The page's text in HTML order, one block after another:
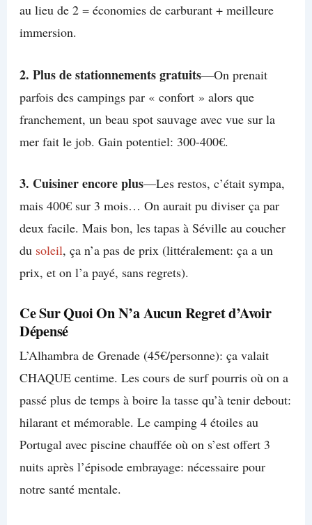
au lieu de 2 = économies de carburant + meilleure
immersion.
2. Plus de stationnements gratuits—On prenait
parfois des campings par « confort » alors que
franchement, un beau spot sauvage avec vue sur la
mer fait le job. Gain potentiel: 300-400€.
3. Cuisiner encore plus—Les restos, c’était sympa,
mais 400€ sur 3 mois… On aurait pu diviser ça par
deux facile. Mais bon, les tapas à Séville au coucher
du soleil, ça n’a pas de prix (littéralement: ça a un
prix, et on l’a payé, sans regrets).
Ce Sur Quoi On N’a Aucun Regret d’Avoir
Dépensé
L’Alhambra de Grenade (45€/personne): ça valait
CHAQUE centime. Les cours de surf pourris où on a
passé plus de temps à boire la tasse qu’à tenir debout:
hilarant et mémorable. Le camping 4 étoiles au
Portugal avec piscine chauffée où on s’est offert 3
nuits après l’épisode embrayage: nécessaire pour
notre santé mentale.